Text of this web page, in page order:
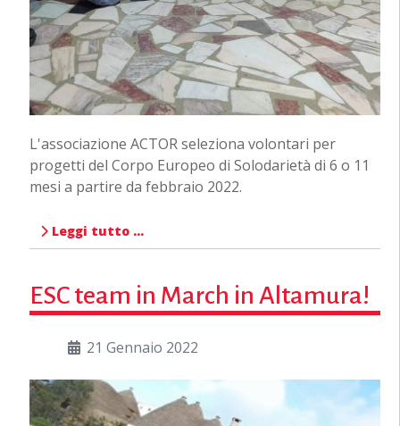
L'associazione ACTOR seleziona volontari per
progetti del Corpo Europeo di Solodarietà di 6 o 11
mesi a partire da febbraio 2022.
Leggi tutto …
ESC team in March in Altamura!
21 Gennaio 2022